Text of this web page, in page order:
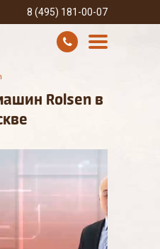
8 (495) 181-00-07
Rolsen в